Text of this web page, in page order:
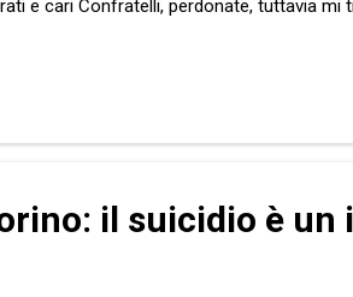
e cari Confratelli, perdonate, tuttavia
i comportamenti licenziosi e le
il suicidio è un